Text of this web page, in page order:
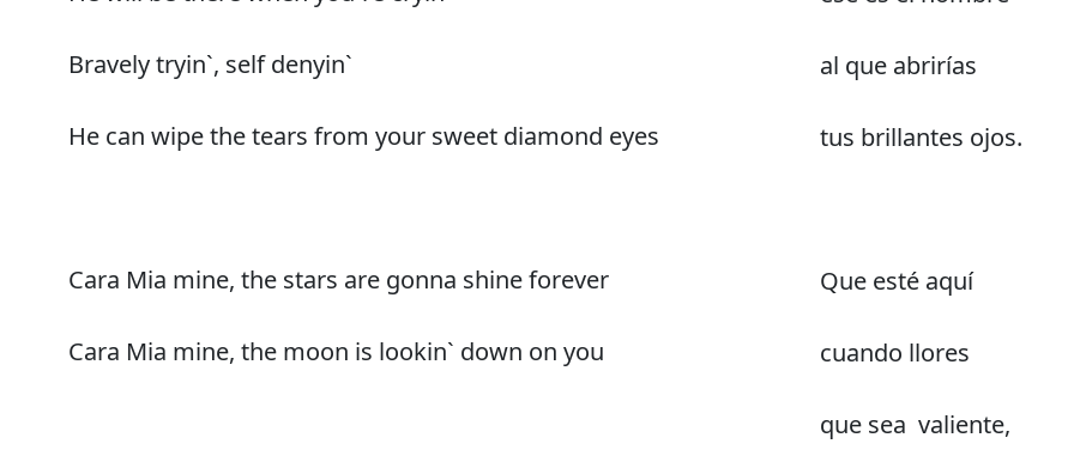
Bravely tryin`, self denyin`
He can wipe the tears from your sweet diamond eyes
Cara Mia mine, the stars are gonna shine forever
Cara Mia mine, the moon is lookin` down on you
al que abrirías
tus brillantes ojos.
Que esté aquí
cuando llores
que sea valiente,